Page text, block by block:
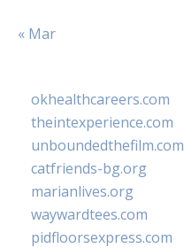
« Mar
okhealthcareers.com
theintexperience.com
unboundedthefilm.com
catfriends-bg.org
marianlives.org
waywardtees.com
pidfloorsexpress.com